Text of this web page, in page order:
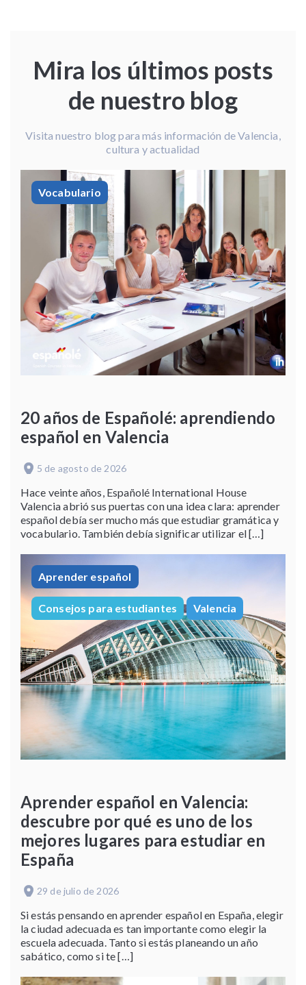
Mira los últimos posts
de nuestro blog
Visita nuestro blog para más información de Valencia,
cultura y actualidad
Vocabulario
20 años de Españolé: aprendiendo
español en Valencia
5 de agosto de 2026
Hace veinte años, Españolé International House
Valencia abrió sus puertas con una idea clara: aprender
español debía ser mucho más que estudiar gramática y
vocabulario. También debía significar utilizar el […]
Aprender español
Consejos para estudiantes Valencia
Aprender español en Valencia:
descubre por qué es uno de los
mejores lugares para estudiar en
España
29 de julio de 2026
Si estás pensando en aprender español en España, elegir
la ciudad adecuada es tan importante como elegir la
escuela adecuada. Tanto si estás planeando un año
sabático, como si te […]